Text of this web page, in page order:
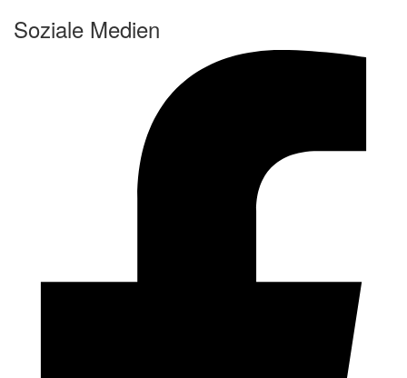
Soziale Medien